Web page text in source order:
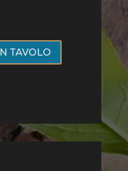
TAVOLO